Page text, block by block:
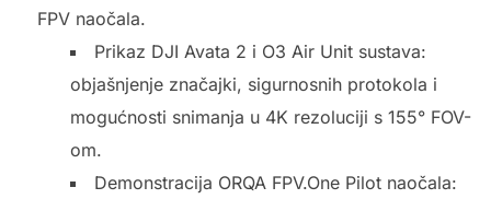
FPV naočala.
Prikaz DJI Avata 2 i O3 Air Unit sustava:
objašnjenje značajki, sigurnosnih protokola i
mogućnosti snimanja u 4K rezoluciji s 155° FOV-
om.
Demonstracija ORQA FPV.One Pilot naočala: